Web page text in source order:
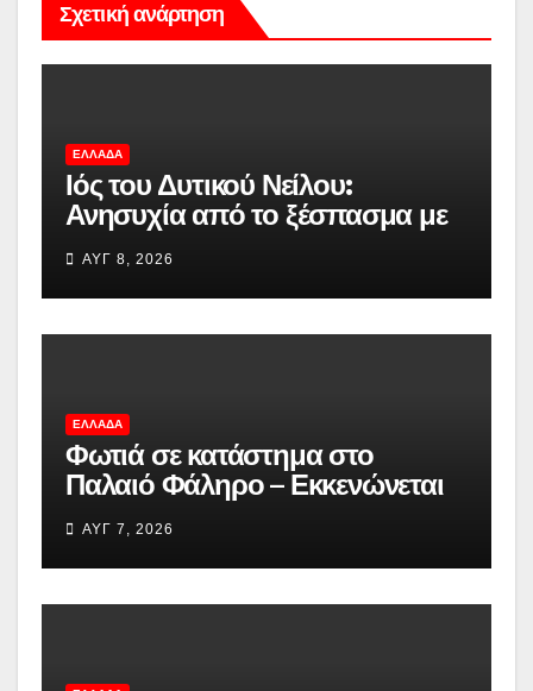
Σχετική ανάρτηση
ΕΛΛΆΔΑ
Ιός του Δυτικού Νείλου:
Ανησυχία από το ξέσπασμα με
κρούσματα στην Αττική –
«Καμπανάκι» από τον Ιατρικό
Σύλλογο Αθηνών για την
προστασία της δημόσιας υγείας
ΑΥΓ 8, 2026
ΕΛΛΆΔΑ
Φωτιά σε κατάστημα στο
Παλαιό Φάληρο – Εκκενώνεται
πολυκατοικία
ΑΥΓ 7, 2026